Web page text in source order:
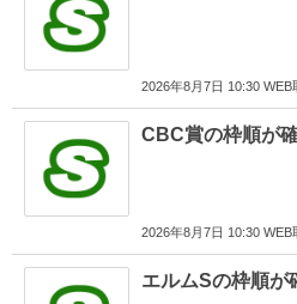
2026年8月7日 10:30 WEB
CBC賞の枠順が確
2026年8月7日 10:30 WEB
エルムSの枠順が